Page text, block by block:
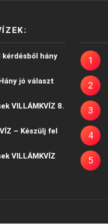
hány
jó választ
VILLÁMKVÍZ 8.
– Készülj fel
VILLÁMKVÍZ